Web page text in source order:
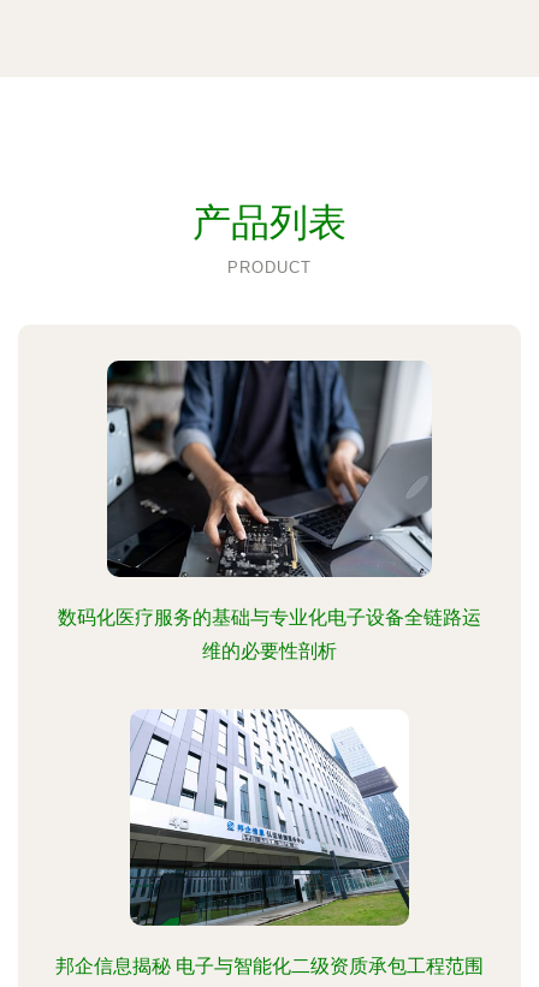
产品列表
PRODUCT
数码化医疗服务的基础与专业化电子设备全链路运
维的必要性剖析
邦企信息揭秘 电子与智能化二级资质承包工程范围